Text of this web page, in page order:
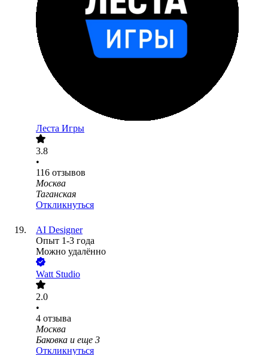
Леста Игры
3.8
•
116 отзывов
Москва
Таганская
Откликнуться
AI Designer
Опыт 1-3 года
Можно удалённо
Watt Studio
2.0
•
4 отзыва
Москва
Баковка и еще 3
Откликнуться